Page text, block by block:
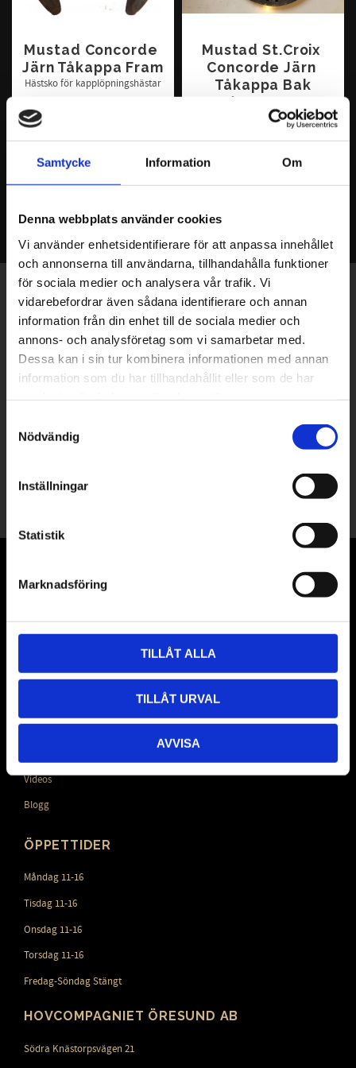
Samtycke Information Om
Denna webbplats använder cookies
Vi använder enhetsidentifierare för att anpassa innehållet
och annonserna till användarna, tillhandahålla funktioner
för sociala medier och analysera vår trafik. Vi
vidarebefordrar även sådana identifierare och annan
information från din enhet till de sociala medier och
annons- och analysföretag som vi samarbetar med.
Dessa kan i sin tur kombinera informationen med annan
information som du har tillhandahållit eller som de har
Nödvändig
Inställningar
Statistik
Marknadsföring
TILLÅT ALLA
TILLÅT URVAL
AVVISA
Mustad Concorde
Järn Tåkappa Fram
Hästsko för kapplöpningshästar
INFO
Mustad St.Croix
Concorde Järn
Tåkappa Bak
Hästsko för kapplöpningshästar
KR
Exklusiva erbjudanden - Senaste nyheterna -
Trender & inspiration
PRENUMERERA
Köpvillkor
Elevrabatt
Policy och cookies
Videos
Blogg
ÖPPETTIDER
Måndag 11-16
Tisdag 11-16
Onsdag 11-16
Torsdag 11-16
Fredag-Söndag Stängt
HOVCOMPAGNIET ÖRESUND AB
Södra Knästorpsvägen 21